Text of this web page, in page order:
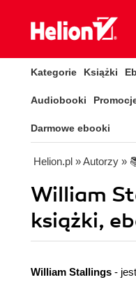
Kategorie Książki
Audiobooki
Darmowe ebooki
Helion.pl » Autorzy »
William
książki,
William Stallings -